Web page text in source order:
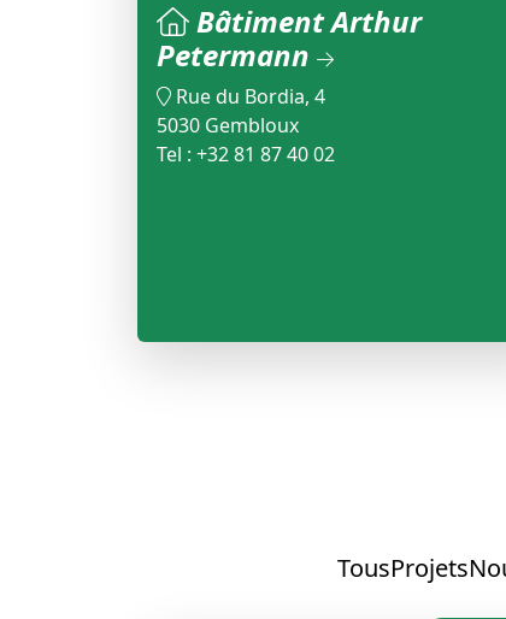
Bâtiment Arthur
Petermann
Rue du Bordia, 4
5030 Gembloux
Tel : +32 81 87 40 02
TousProjets